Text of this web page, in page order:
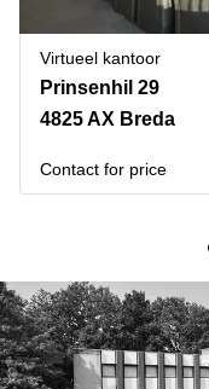
Kantoor
Bedrijfsruimte
Amersfoort
Breda
Hengelo
Hilversum
Rotterdam
Tiel
Tilburg
Kantoor
huren
Reeuwijk
Business
center
Amsterdam
Westpoort
Business
center
Virtueel kantoor
Prinsenhil 29
4825 AX Breda
Contact for price